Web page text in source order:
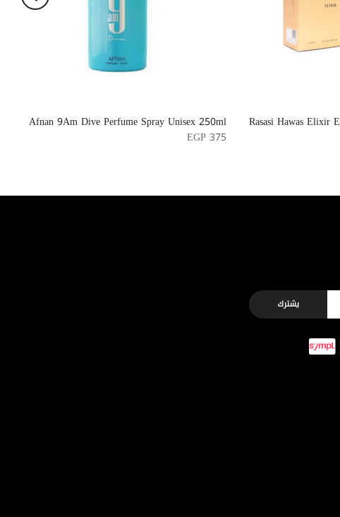
Afnan 9Am Dive Perfume Spray Unisex 250ml
EGP 375
Rasasi Hawas Elixir
يشترك